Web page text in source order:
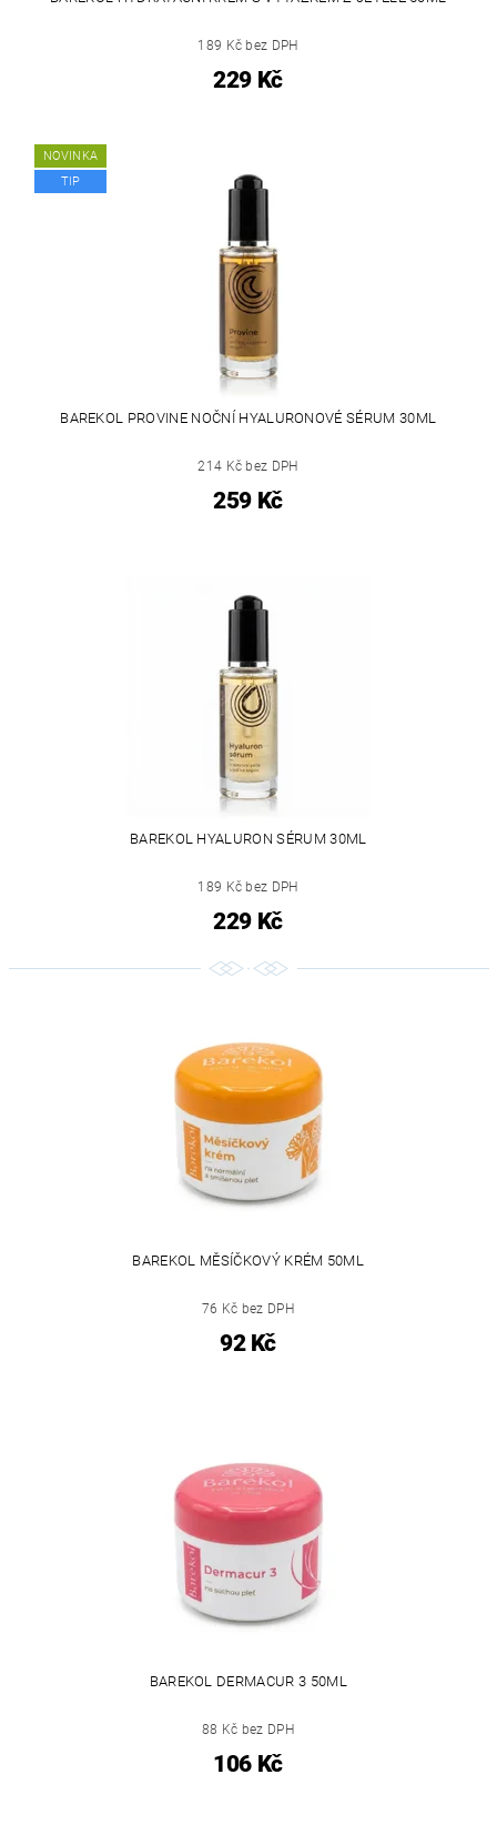
189 Kč bez DPH
229 Kč
NOVINKA
TIP
BAREKOL PROVINE NOČNÍ HYALURONOVÉ SÉRUM 30ML
214 Kč bez DPH
259 Kč
BAREKOL HYALURON SÉRUM 30ML
189 Kč bez DPH
229 Kč
BAREKOL MĚSÍČKOVÝ KRÉM 50ML
76 Kč bez DPH
92 Kč
BAREKOL DERMACUR 3 50ML
88 Kč bez DPH
106 Kč